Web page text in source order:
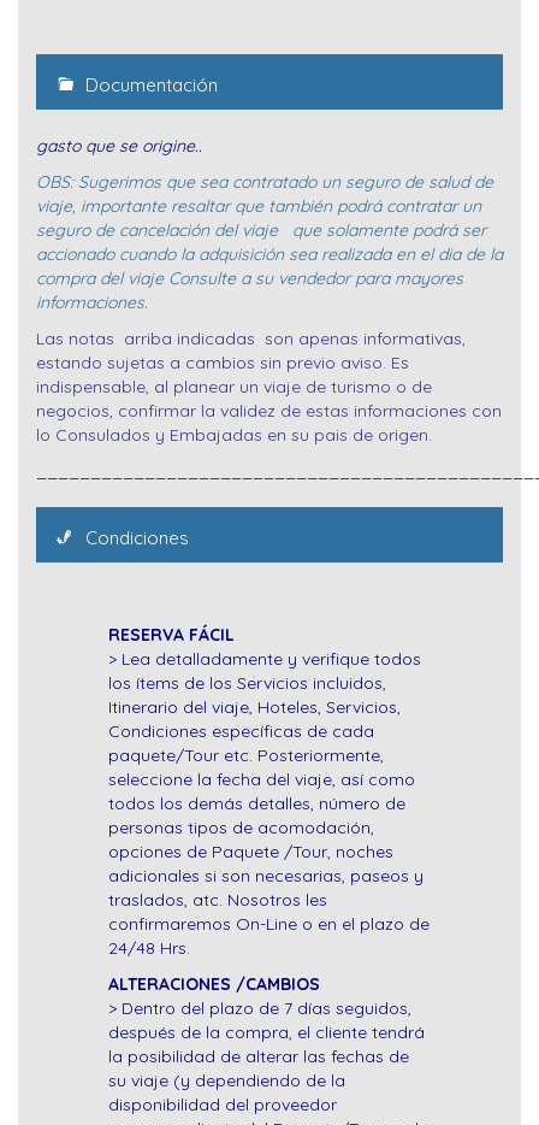
Documentación
gasto que se origine..
OBS: Sugerimos que sea contratado un seguro de salud de
viaje, importante resaltar que también podrá contratar un
seguro de cancelación del viaje que solamente podrá ser
accionado cuando la adquisición sea realizada en el dia de la
compra del viaje Consulte a su vendedor para mayores
informaciones.
Las notas arriba indicadas son apenas informativas,
estando sujetas a cambios sin previo aviso. Es
indispensable, al planear un viaje de turismo o de
negocios, confirmar la validez de estas informaciones con
lo Consulados y Embajadas en su pais de origen.
Condiciones
RESERVA FÁCIL
> Lea detalladamente y verifique todos
los ítems de los Servicios incluidos,
Itinerario del viaje, Hoteles, Servicios,
Condiciones específicas de cada
paquete/Tour etc. Posteriormente,
seleccione la fecha del viaje, así como
todos los demás detalles, número de
personas tipos de acomodación,
opciones de Paquete /Tour, noches
adicionales si son necesarias, paseos y
traslados, atc. Nosotros les
confirmaremos On-Line o en el plazo de
24/48 Hrs.
ALTERACIONES /CAMBIOS
> Dentro del plazo de 7 días seguidos,
después de la compra, el cliente tendrá
la posibilidad de alterar las fechas de
su viaje (y dependiendo de la
disponibilidad del proveedor